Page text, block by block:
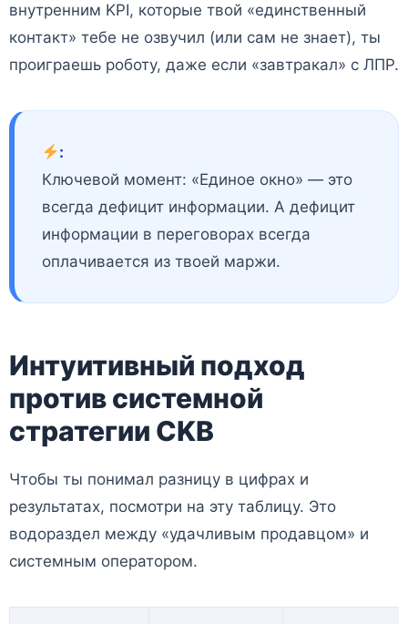
внутренним KPI, которые твой «единственный
контакт» тебе не озвучил (или сам не знает), ты
проиграешь роботу, даже если «завтракал» с ЛПР.
:
Ключевой момент: «Единое окно» — это
всегда дефицит информации. А дефицит
информации в переговорах всегда
оплачивается из твоей маржи.
Интуитивный подход
против системной
стратегии CKB
Чтобы ты понимал разницу в цифрах и
результатах, посмотри на эту таблицу. Это
водораздел между «удачливым продавцом» и
системным оператором.